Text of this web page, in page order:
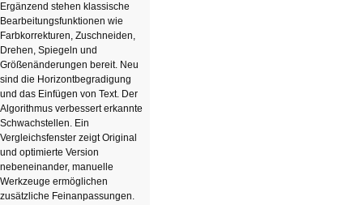
Ergänzend stehen klassische
Bearbeitungsfunktionen wie
Farbkorrekturen, Zuschneiden,
Drehen, Spiegeln und
Größenänderungen bereit. Neu
sind die Horizontbegradigung
und das Einfügen von Text. Der
Algorithmus verbessert erkannte
Schwachstellen. Ein
Vergleichsfenster zeigt Original
und optimierte Version
nebeneinander, manuelle
Werkzeuge ermöglichen
zusätzliche Feinanpassungen.